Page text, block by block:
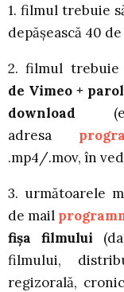
1. filmul trebuie
depășească 40
2. filmul
de Vimeo +
download
adresa
.mp4/.mov, în
3. următoarele
de mail
fişa filmului
filmului,
regizorală,